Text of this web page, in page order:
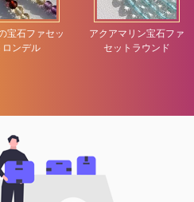
宝石ファセッ
ロンデル
アクアマリン宝石ファ
セットラウンド